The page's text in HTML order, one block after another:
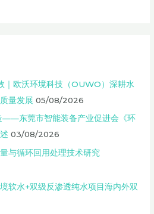
｜欧沃环境科技（OUWO）深耕水
量发展 05/08/2026
——东莞市智能装备产业促进会《环
03/08/2026
与循环回用处理技术研究
软水+双级反渗透纯水项目海内外双